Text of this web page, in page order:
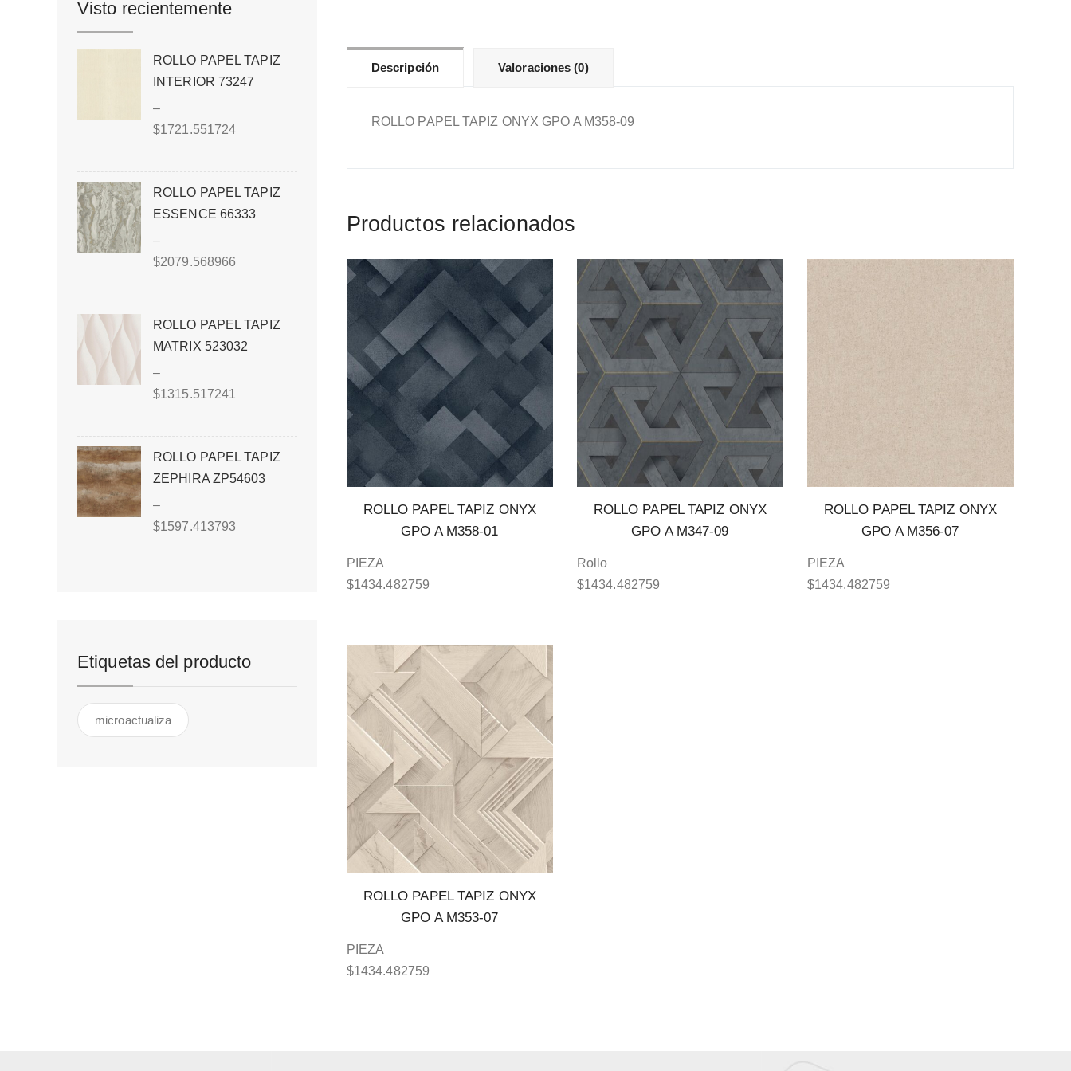
Descripción Valoraciones (0)
ROLLO PAPEL TAPIZ ONYX GPO A M358-09
Productos relacionados
ROLLO PAPEL TAPIZ ONYX
GPO A M358-01
PIEZA
$1434.482759
ROLLO PAPEL TAPIZ ONYX
GPO A M347-09
Rollo
$1434.482759
ROLLO PAPEL TAPIZ ONYX
GPO A M356-07
PIEZA
$1434.482759
ROLLO PAPEL TAPIZ ONYX
GPO A M353-07
PIEZA
$1434.482759
Visto recientemente
ROLLO PAPEL TAPIZ
INTERIOR 73247
–
$1721.551724
ROLLO PAPEL TAPIZ
ESSENCE 66333
–
$2079.568966
ROLLO PAPEL TAPIZ
MATRIX 523032
–
$1315.517241
ROLLO PAPEL TAPIZ
ZEPHIRA ZP54603
–
$1597.413793
Etiquetas del producto
microactualiza